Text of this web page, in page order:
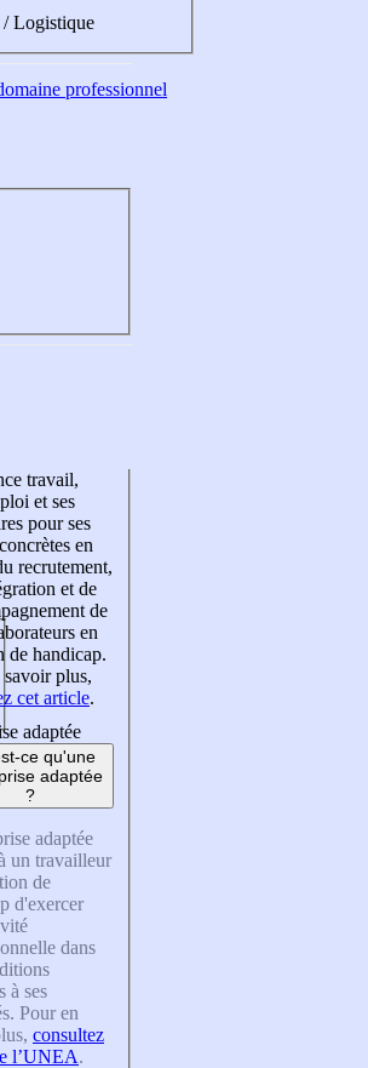
/ Logistique
professionnel
travail,
et ses
pour ses
en
recrutement,
et de
de
en
de handicap.
savoir plus,
cet article.
adaptée
ce qu'une
adaptée
?
adaptée
un travailleur
de
d'exercer
dans
à ses
Pour en
consultez
l’UNEA.